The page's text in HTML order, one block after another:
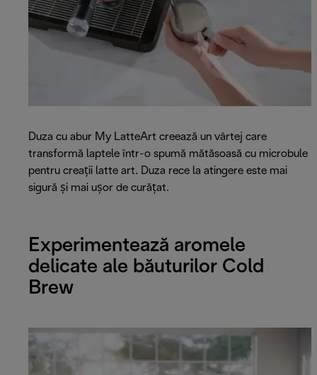
Duza cu abur My LatteArt creează un vârtej care
transformă laptele într-o spumă mătăsoasă cu microbule
pentru creații latte art. Duza rece la atingere este mai
sigură și mai ușor de curățat.
Experimentează aromele
delicate ale băuturilor Cold
Brew